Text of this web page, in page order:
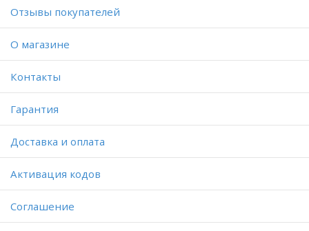
Отзывы покупателей
O магазине
Контакты
Гарантия
Доставка и оплата
Активация кодов
Соглашение